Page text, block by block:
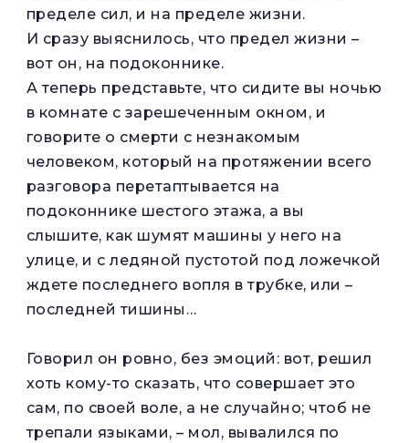
пределе сил, и на пределе жизни.
И сразу выяснилось, что предел жизни –
вот он, на подоконнике.
А теперь представьте, что сидите вы ночью
в комнате с зарешеченным окном, и
говорите о смерти с незнакомым
человеком, который на протяжении всего
разговора перетаптывается на
подоконнике шестого этажа, а вы
слышите, как шумят машины у него на
улице, и с ледяной пустотой под ложечкой
ждете последнего вопля в трубке, или –
последней тишины…
Говорил он ровно, без эмоций: вот, решил
хоть кому-то сказать, что совершает это
сам, по своей воле, а не случайно; чтоб не
трепали языками, – мол, вывалился по